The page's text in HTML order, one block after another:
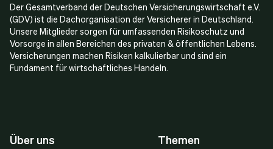
Der Gesamtverband der Deutschen Versicherungswirtschaft e.V.
(GDV) ist die Dachorganisation der Versicherer in Deutschland.
Unsere Mitglieder sorgen für umfassenden Risikoschutz und
Vorsorge in allen Bereichen des privaten & öffentlichen Lebens.
Versicherungen machen Risiken kalkulierbar und sind ein
Fundament für wirtschaftliches Handeln.
Über uns Themen